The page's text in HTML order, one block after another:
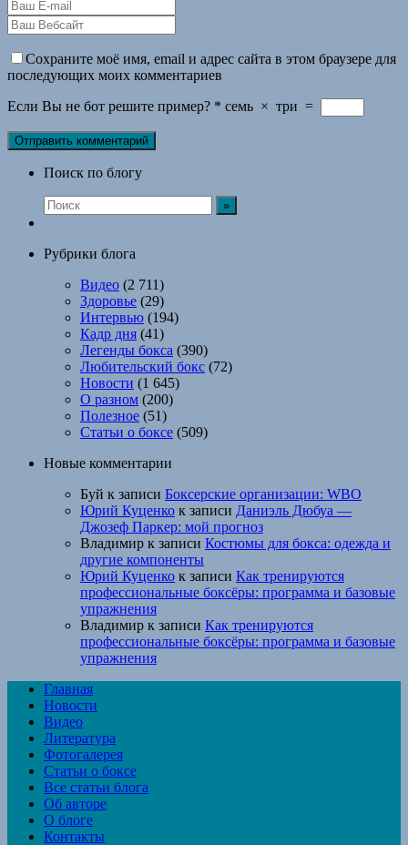
Сохраните моё имя, email и адрес сайта в этом браузере для
последующих моих комментариев
Если Вы не бот решите пример? * семь × три =
Поиск по блогу
Рубрики блога
Видео (2 711)
Здоровье (29)
Интервью (194)
Кадр дня (41)
Легенды бокса (390)
Любительский бокс (72)
Новости (1 645)
О разном (200)
Полезное (51)
Статьи о боксе (509)
Новые комментарии
Буй к записи Боксерские организации: WBO
Юрий Куценко к записи Даниэль Дюбуа —
Джозеф Паркер: мой прогноз
Владимир к записи Костюмы для бокса: одежда и
другие компоненты
Юрий Куценко к записи Как тренируются
профессиональные боксёры: программа и базовые
упражнения
Владимир к записи Как тренируются
профессиональные боксёры: программа и базовые
упражнения
Главная
Новости
Видео
Литература
Фотогалерея
Статьи о боксе
Все статьи блога
Об авторе
О блоге
Контакты